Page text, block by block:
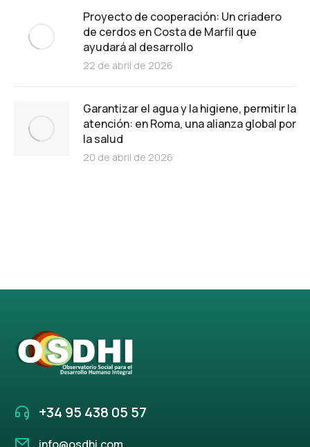
Proyecto de cooperación: Un criadero
de cerdos en Costa de Marfil que
ayudará al desarrollo
22 de abril de 2026
Garantizar el agua y la higiene, permitir la
atención: en Roma, una alianza global por
la salud
20 de abril de 2026
+34 95 438 05 57
info@osdhi.com